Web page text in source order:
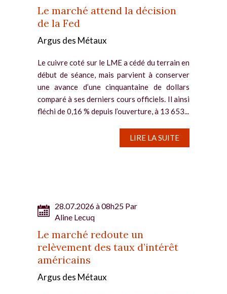
Le marché attend la décision
de la Fed
Argus des Métaux
Le cuivre coté sur le LME a cédé du terrain en
début de séance, mais parvient à conserver
une avance d’une cinquantaine de dollars
comparé à ses derniers cours officiels. Il ainsi
fléchi de 0,16 % depuis l’ouverture, à 13 653...
LIRE LA SUITE
28.07.2026 à 08h25 Par
Aline Lecuq
Le marché redoute un
relèvement des taux d’intérêt
américains
Argus des Métaux